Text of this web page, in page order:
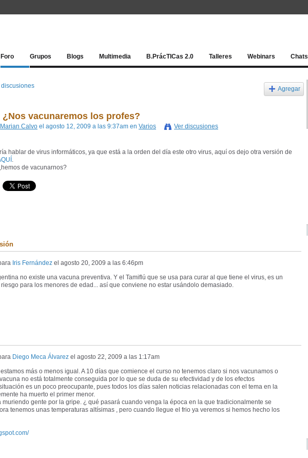
Foro Grupos Blogs Multimedia B.PrácTICas 2.0 Talleres Webinars Chats
discusiones Agregar
¿Nos vacunaremos los profes?
Marian Calvo el agosto 12, 2009 a las 9:37am en Varios Ver discusiones
hablar de virus informáticos, ya que está a la orden del día este otro virus, aquí os dejo otra versión de
.
de vacunarnos?
Iris Fernández el agosto 20, 2009 a las 6:46pm
no existe una vacuna preventiva. Y el Tamiflú que se usa para curar al que tiene el virus, es un
para los menores de edad... así que conviene no estar usándolo demasiado.
Diego Meca Álvarez el agosto 22, 2009 a las 1:17am
más o menos igual. A 10 días que comience el curso no tenemos claro si nos vacunamos o
no está totalmente conseguida por lo que se duda de su efectividad y de los efectos
es un poco preocupante, pues todos los días salen noticias relacionadas con el tema en la
ha muerto el primer menor.
muriendo gente por la gripe. ¿ qué pasará cuando venga la época en la que tradicionalmente se
tenemos unas temperaturas altísimas , pero cuando llegue el frio ya veremos si hemos hecho los